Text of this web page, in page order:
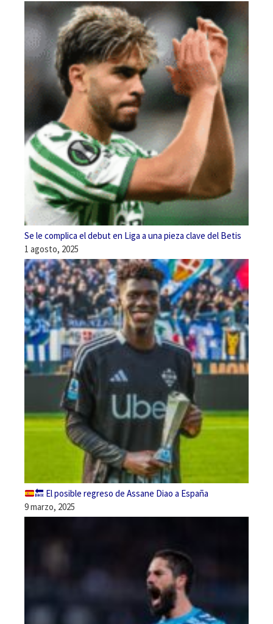
Se le complica el debut en Liga a una pieza clave del Betis
1 agosto, 2025
🔙 El posible regreso de Assane Diao a España
9 marzo, 2025